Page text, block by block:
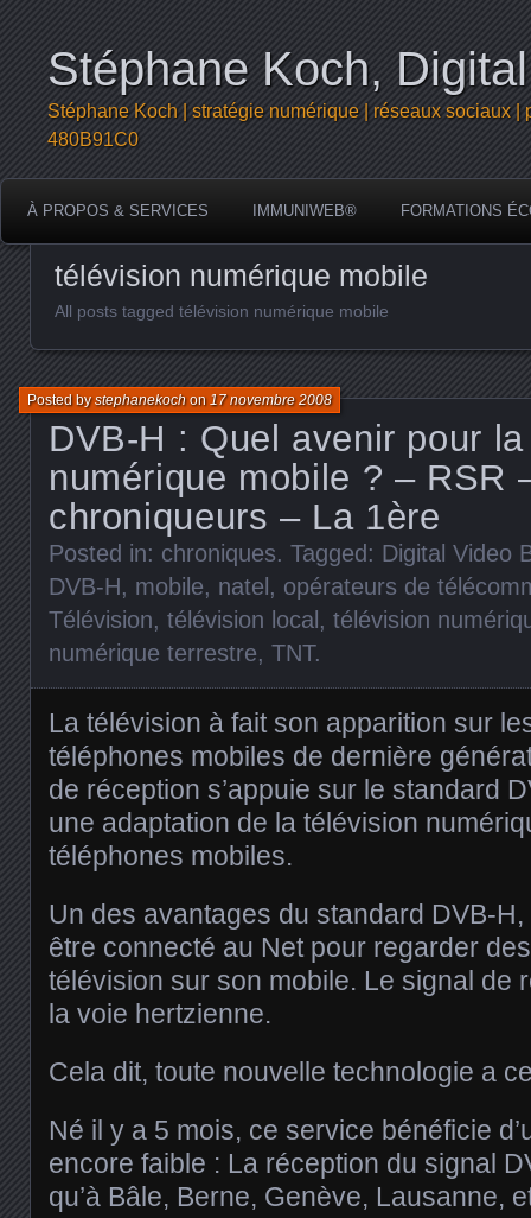
Stéphane Koch,
Stéphane Koch | stratégie numérique | réseaux sociaux
480B91C0
À PROPOS & SERVICES IMMUNIWEB® FORMATIONS
télévision numérique mobile
All posts tagged télévision numérique mobile
DVB-H : Quel avenir pour
numérique mobile ? – RSR
chroniqueurs – La 1ère
Posted bystephanekochon 17 novembre 2008
Posted in: chroniques. Tagged: Digital Video
DVB-H, mobile, natel, opérateurs de
Télévision, télévision local, télévision
numérique terrestre, TNT.
La télévision à fait son apparition sur
téléphones mobiles de dernière
de réception s’appuie sur le standard
une adaptation de la télévision
téléphones mobiles.
Un des avantages du standard DVB-H,
être connecté au Net pour regarder
télévision sur son mobile. Le signal de
la voie hertzienne.
Cela dit, toute nouvelle technologie a
Né il y a 5 mois, ce service bénéficie
encore faible : La réception du signal
qu’à Bâle, Berne, Genève, Lausanne,